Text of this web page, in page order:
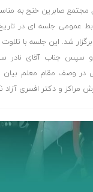
صابرین خنج به
شد. این جلسه با
سپس جناب آقای نادر
در وصف مقام معلم بیان
و دکتر افسری آزاد